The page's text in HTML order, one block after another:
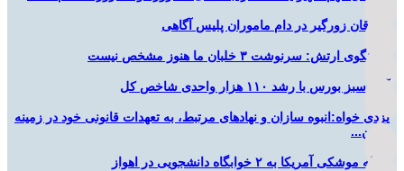
سارقان زورگیر در دام ماموران پلیس آگاهی
سخنگوی ارتش: سرنوشت ۳ خلبان ما هنوز مشخص نیست
آغاز سبز بورس با رشد ۱۱۰ هزار واحدی شاخص کل
یزدی خواه:انبوه سازان و نهادهای مرتبط، به تعهدات قانونی خود در زمینه
تأمین...
حمله موشکی آمریکا به ۲ خوابگاه دانشجویی در اهواز